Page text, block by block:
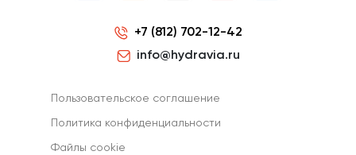
+7 (812) 702-12-42
info@hydravia.ru
Пользовательское соглашение
Политика конфиденциальности
Файлы cookie